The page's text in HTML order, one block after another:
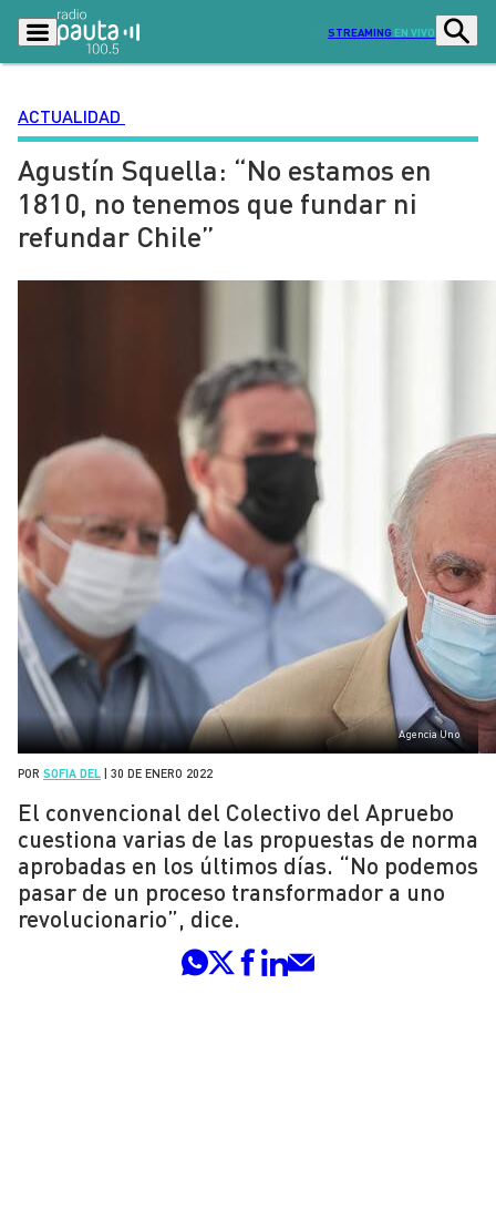
STREAMING EN VIVO
Podcasts Programas
Lo Último Actualidad
Ciudad
Entretención y Cultura
Contenido Patrocinado
ACTUALIDAD
Agustín Squella: “No estamos en
1810, no tenemos que fundar ni
refundar Chile”
Agencia Uno
POR SOFIA DEL 30 DE ENERO 2022
El convencional del Colectivo del Apruebo
cuestiona varias de las propuestas de norma
aprobadas en los últimos días. “No podemos
pasar de un proceso transformador a uno
revolucionario”, dice.